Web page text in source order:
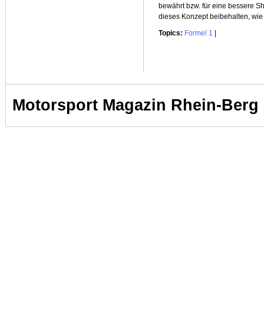
bewährt bzw. für eine bessere
dieses Konzept beibehalten,
Topics: Formel 1
Motorsport Magazin Rhein-Berg